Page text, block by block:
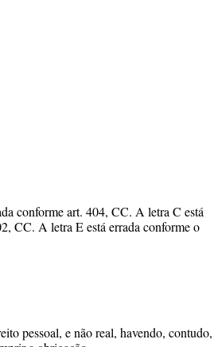
conforme art. 404, CC. A letra C está
CC. A letra E está errada conforme o
pessoal, e não real, havendo, contudo,